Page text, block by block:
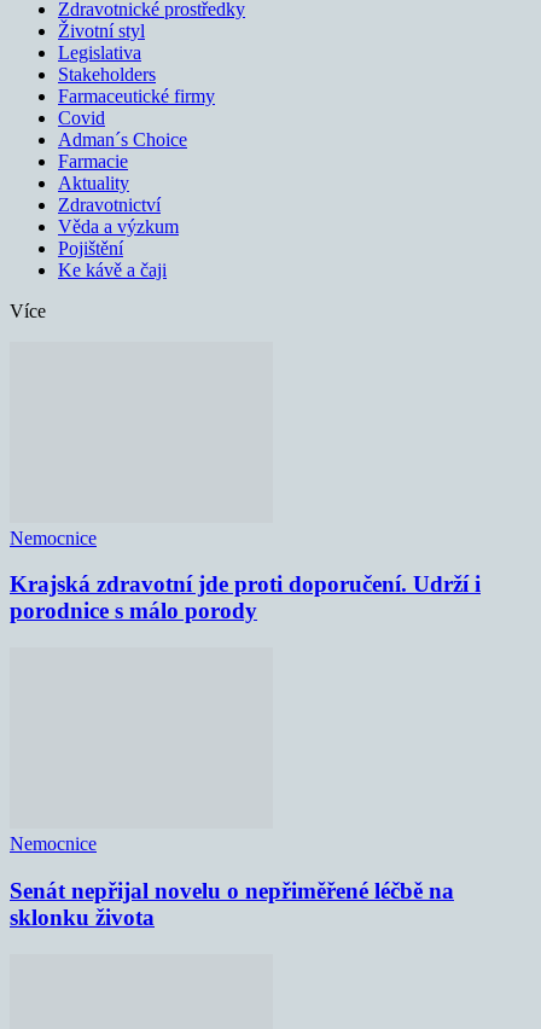
Zdravotnické prostředky
Životní styl
Legislativa
Stakeholders
Farmaceutické firmy
Covid
Adman´s Choice
Farmacie
Aktuality
Zdravotnictví
Věda a výzkum
Pojištění
Ke kávě a čaji
Více
Nemocnice
Krajská zdravotní jde proti doporučení. Udrží i
porodnice s málo porody
Nemocnice
Senát nepřijal novelu o nepřiměřené léčbě na
sklonku života